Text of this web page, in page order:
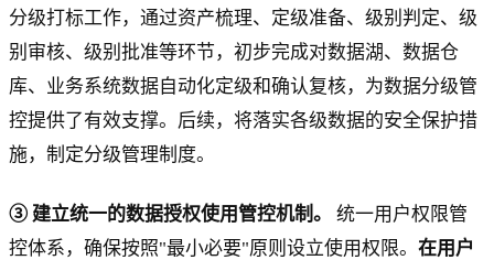
分级打标工作，通过资产梳理、定级准备、级别判定、级
别审核、级别批准等环节，初步完成对数据湖、数据仓
库、业务系统数据自动化定级和确认复核，为数据分级管
控提供了有效支撑。后续，将落实各级数据的安全保护措
施，制定分级管理制度。
③ 建立统一的数据授权使用管控机制。
统一用户权限管
控体系，确保按照"最小必要"原则设立使用权限。 在用户